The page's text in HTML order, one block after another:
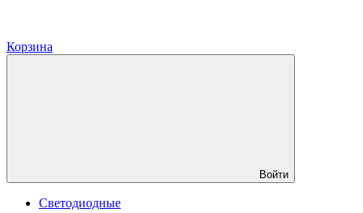
Корзина
Войти
Светодиодные